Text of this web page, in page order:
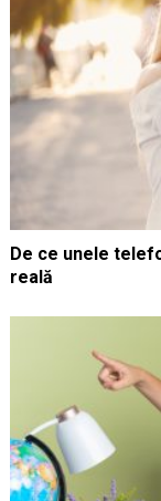
De ce unele
reală